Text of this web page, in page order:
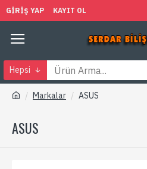
GIRIŞ YAP KAYIT OL
Hepsi
Markalar ASUS
ASUS